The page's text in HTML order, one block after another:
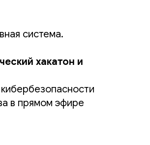
система.
хакатон и
в прямом эфире